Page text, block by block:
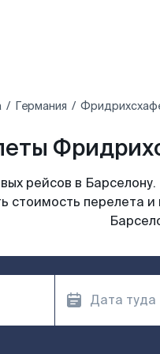
Германия
рейсов в
стоимость перелета